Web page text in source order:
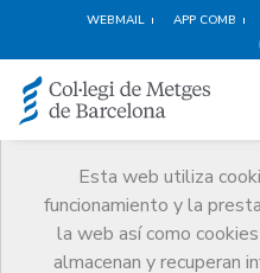
WEBMAIL APP COMB
Esta web utiliza
funcionamiento y la
la web así como
almacenan y recuperan
Estatutos